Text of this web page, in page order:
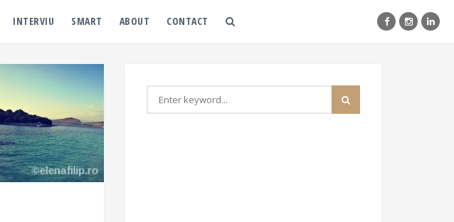
INTERVIU SMART ABOUT CONTACT